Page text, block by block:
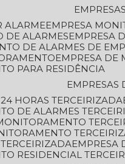
ALARME
EMPRESA
DE ALARMES
DE ALARMES DE
EMPRESA
PARA RESIDÊNCIA
HORAS TERCEIRIZADA
DE ALARMES
RESIDENCIAL